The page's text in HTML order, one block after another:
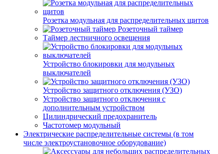
Розетка модульная для распределительных щитов
Розеточный таймер
Таймер лестничного освещения
Устройство блокировки для модульных
выключателей
Устройство защитного отключения (УЗО)
Устройство защитного отключения с
дополнительным устройством
Цилиндрический предохранитель
Частотомер модульный
Электрические распределительные системы (в том
числе электроустановочное оборудование)